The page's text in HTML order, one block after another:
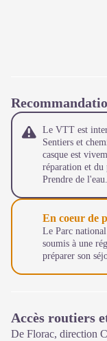
Le VTT est
Sentiers et
casque est
réparation et
Prendre de l'eau.
En coeur de
Le Parc
soumis à une
préparer son
Accès routiers
De Florac, direction